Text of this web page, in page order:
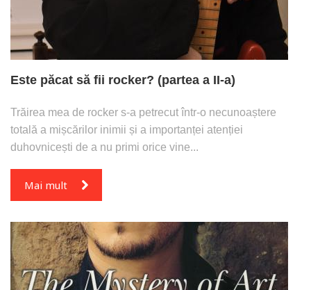
Este păcat să fii rocker? (partea a II-a)
Trăirea mea de rocker s-a petrecut într-o necunoaștere
totală a mișcărilor inimii și a importanței atenției
duhovnicești de a nu primi orice vine...
Mai mult